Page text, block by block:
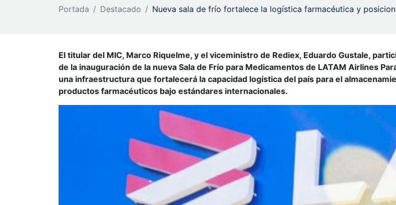
Portada Destacado Nueva sala de frío fortalece la logística farmacéutica y
El titular del MIC, Marco Riquelme, y el viceministro de Rediex, Eduardo Gustale,
de la inauguración de la nueva Sala de Frío para Medicamentos de LATAM Airlines
una infraestructura que fortalecerá la capacidad logística del país para el
productos farmacéuticos bajo estándares internacionales.